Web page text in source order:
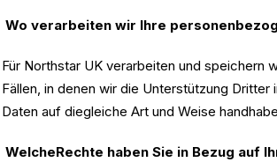
Wo verarbeiten wir Ihre
Für Northstar UK verarbeiten und speichern
Fällen, in denen wir die Unterstützung
Daten auf diegleiche Art und Weise
WelcheRechte haben Sie in Bezug auf